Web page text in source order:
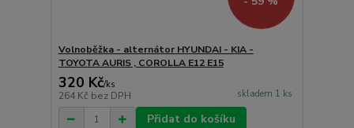
Volnoběžka - alternátor HYUNDAI - KIA -
TOYOTA AURIS , COROLLA E12 E15
320 Kč/ks
264 Kč bez DPH skladem 1 ks
Přidat do košíku